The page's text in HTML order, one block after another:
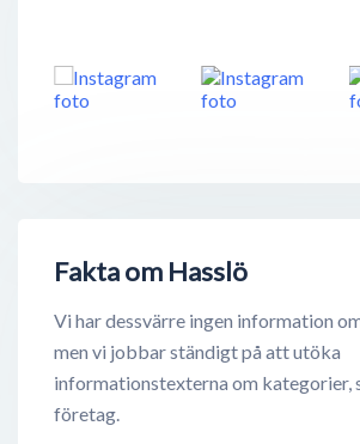
Fakta om Hasslö
Vi har dessvärre ingen information
men vi jobbar ständigt på att utöka
informationstexterna om kategorier,
företag.